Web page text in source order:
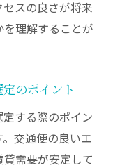
スの良さが将来
理解することが
のポイント
する際のポイン
交通便の良いエ
需要が安定して